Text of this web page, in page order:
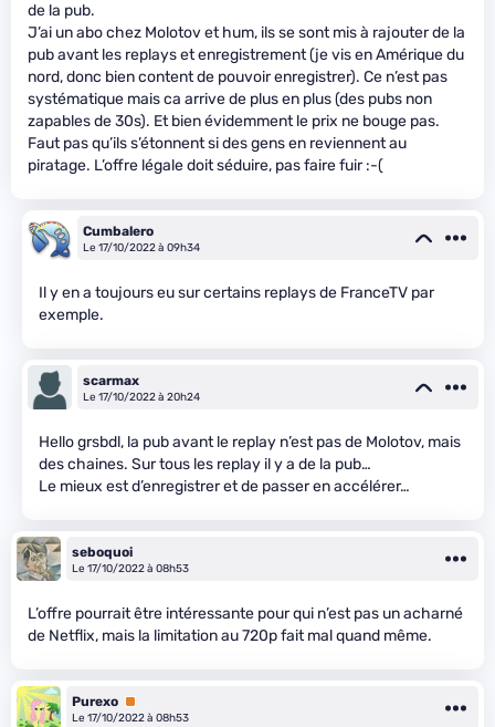
de la pub.
J’ai un abo chez Molotov et hum, ils se sont mis à rajouter de la
pub avant les replays et enregistrement (je vis en Amérique du
nord, donc bien content de pouvoir enregistrer). Ce n’est pas
systématique mais ca arrive de plus en plus (des pubs non
zapables de 30s). Et bien évidemment le prix ne bouge pas.
Faut pas qu’ils s’étonnent si des gens en reviennent au
piratage. L’offre légale doit séduire, pas faire fuir :-(
Cumbalero
Le 17/10/2022 à 09h34
Il y en a toujours eu sur certains replays de FranceTV par
exemple.
scarmax
Le 17/10/2022 à 20h24
Hello grsbdl, la pub avant le replay n’est pas de Molotov, mais
des chaines. Sur tous les replay il y a de la pub…
Le mieux est d’enregistrer et de passer en accélérer…
seboquoi
Le 17/10/2022 à 08h53
L’offre pourrait être intéressante pour qui n’est pas un acharné
de Netflix, mais la limitation au 720p fait mal quand même.
Purexo Premium
Le 17/10/2022 à 08h53